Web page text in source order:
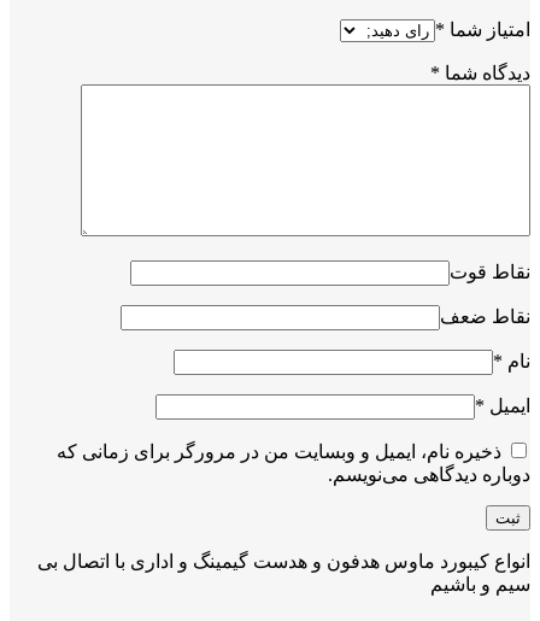
امتیاز شما *
دیدگاه شما *
نقاط قوت
نقاط ضعف
نام *
ایمیل *
ذخیره نام، ایمیل و وبسایت من در مرورگر برای زمانی که
دوباره دیدگاهی می‌نویسم.
انواع کیبورد ماوس هدفون و هدست گیمینگ و اداری با اتصال بی
سیم و باشیم